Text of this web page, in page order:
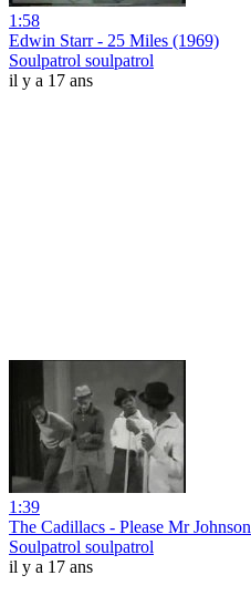
1:58
Edwin Starr - 25 Miles (1969)
Soulpatrol soulpatrol
il y a 17 ans
1:39
The Cadillacs - Please Mr Johnson
Soulpatrol soulpatrol
il y a 17 ans